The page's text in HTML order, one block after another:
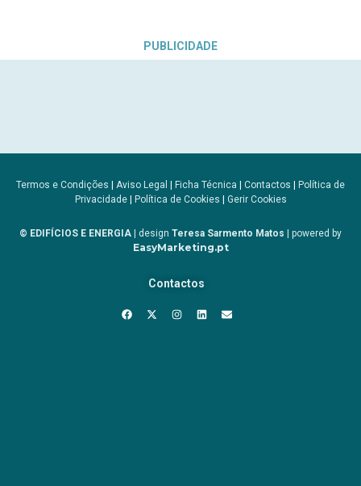
PUBLICIDADE
Termos e Condições | Aviso Legal | Ficha Técnica | Contactos | Política de
Privacidade| Política de Cookies | Gerir Cookies
© EDIFÍCIOS E ENERGIA | design Teresa Sarmento Matos | powered by
EasyMarketing.pt
Contactos